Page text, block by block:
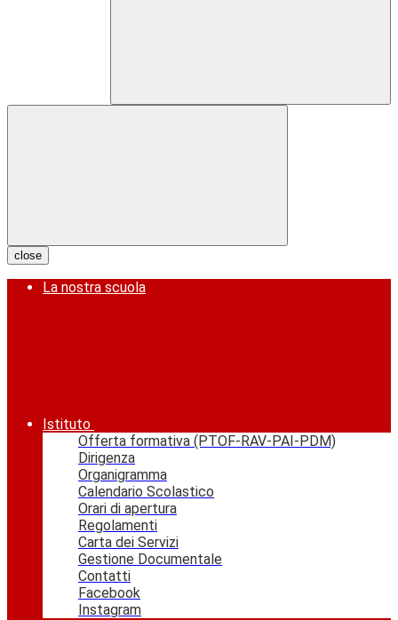
close
La nostra scuola
Istituto
Offerta formativa (PTOF-RAV-PAI-PDM)
Dirigenza
Organigramma
Calendario Scolastico
Orari di apertura
Regolamenti
Carta dei Servizi
Gestione Documentale
Contatti
Facebook
Instagram